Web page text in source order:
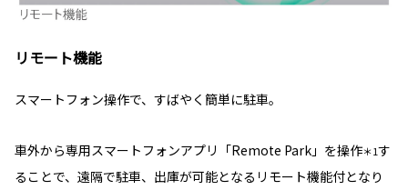
リモート機能
スマートフォン操作で、すばやく簡単に駐車。
車外から専用スマートフォンアプリ「Remote Park」を操作＊1す
ることで、遠隔で駐車、出庫が可能となるリモート機能付となり